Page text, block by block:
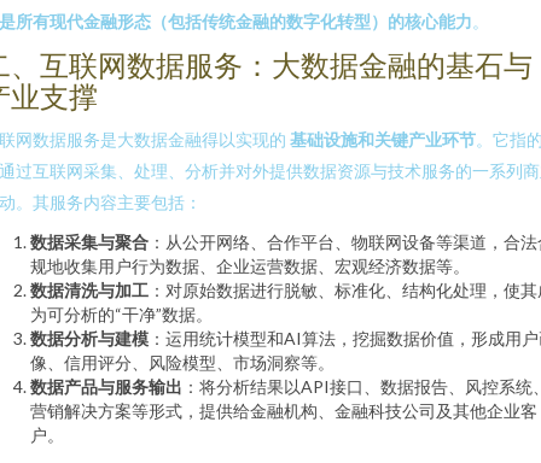
所有现代金融形态（包括传统金融的数字化转型）的核心能力。
、互联网数据服务：大数据金融的基石与
业支撑
网数据服务是大数据金融得以实现的 基础设施和关键产业环节。它指
过互联网采集、处理、分析并对外提供数据资源与技术服务的一系列
。其服务内容主要包括：
数据采集与聚合 ：从公开网络、合作平台、物联网设备等渠道，合法
规地收集用户行为数据、企业运营数据、宏观经济数据等。
数据清洗与加工 ：对原始数据进行脱敏、标准化、结构化处理，使其
为可分析的“干净”数据。
数据分析与建模 ：运用统计模型和AI算法，挖掘数据价值，形成用
像、信用评分、风险模型、市场洞察等。
数据产品与服务输出 ：将分析结果以API接口、数据报告、风控系统
营销解决方案等形式，提供给金融机构、金融科技公司及其他企业客
户。